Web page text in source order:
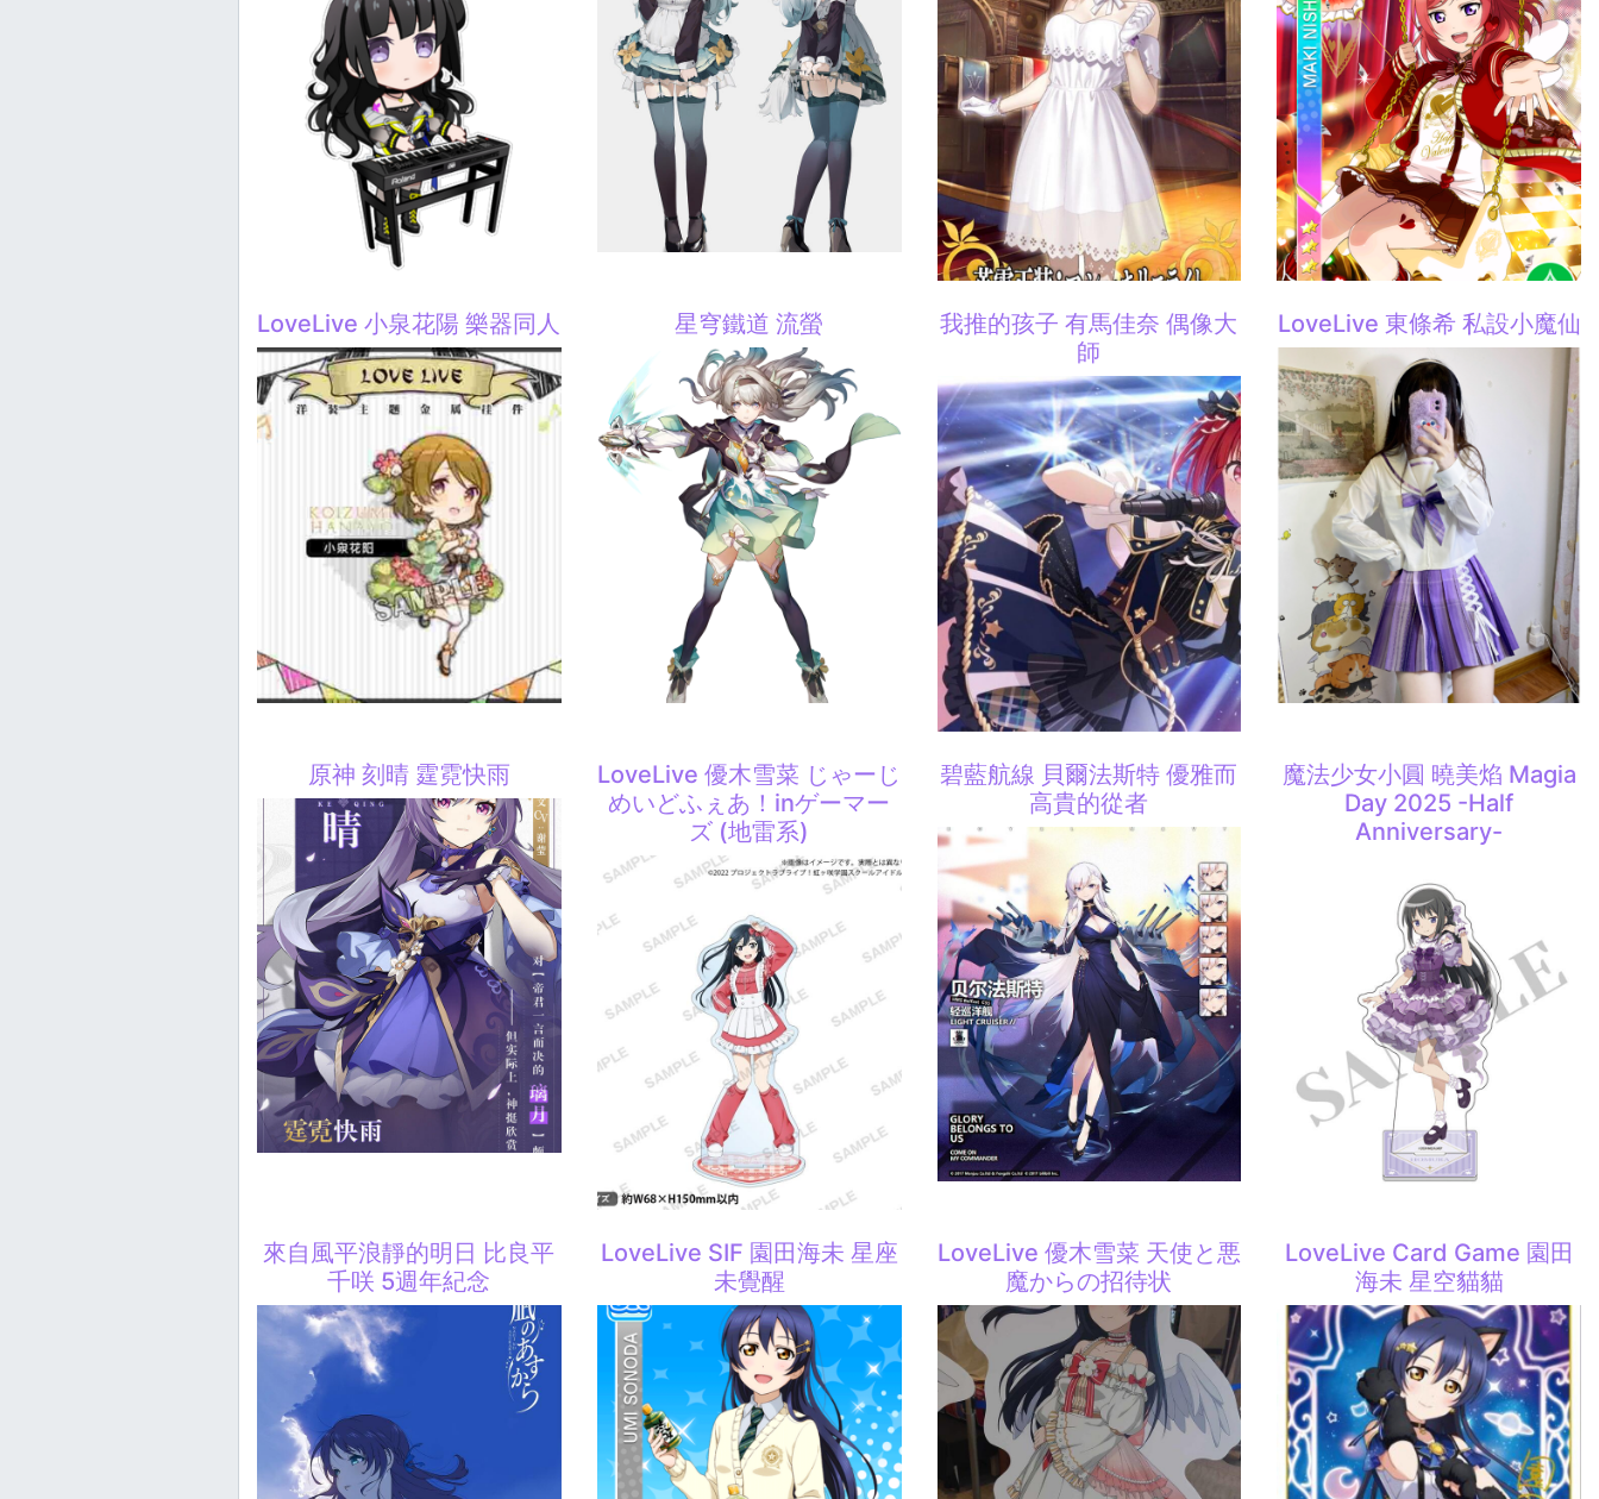
LoveLive 小泉花陽 樂器同人 星穹鐵道 流螢
我推的孩子 有馬佳奈 偶像大
師
LoveLive 東條希 私設小魔仙
原神 刻晴 霆霓快雨
LoveLive 優木雪菜 じゃーじ
めいどふぇあ！inゲーマー
ズ (地雷系)
碧藍航線 貝爾法斯特 優雅而
高貴的從者
魔法少女小圓 曉美焰 Magia
Day 2025 -Half
Anniversary-
來自風平浪靜的明日 比良平
千咲 5週年紀念
LoveLive SIF 園田海未 星座
未覺醒
LoveLive 優木雪菜 天使と悪
魔からの招待状
LoveLive Card Game 園田
海未 星空貓貓